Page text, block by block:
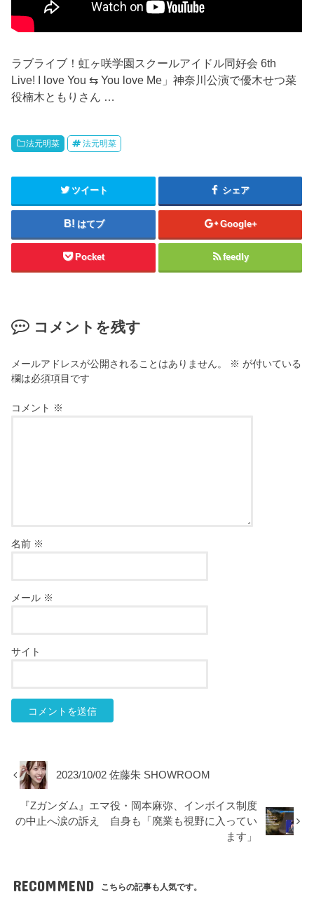
ラブライブ！虹ヶ咲学園スクールアイドル同好会 6th
Live! I love You ⇆ You love Me」神奈川公演で優木せつ菜
役楠木ともりさん …
法元明菜 法元明菜
ツイート シェア
はてブ Google+
Pocket feedly
コメントを残す
メールアドレスが公開されることはありません。 ※ が付いている
欄は必須項目です
コメント ※
名前 ※
メール ※
サイト
2023/10/02 佐藤朱 SHOWROOM
『Zガンダム』エマ役・岡本麻弥、インボイス制度
の中止へ涙の訴え 自身も「廃業も視野に入ってい
ます」
RECOMMEND こちらの記事も人気です。